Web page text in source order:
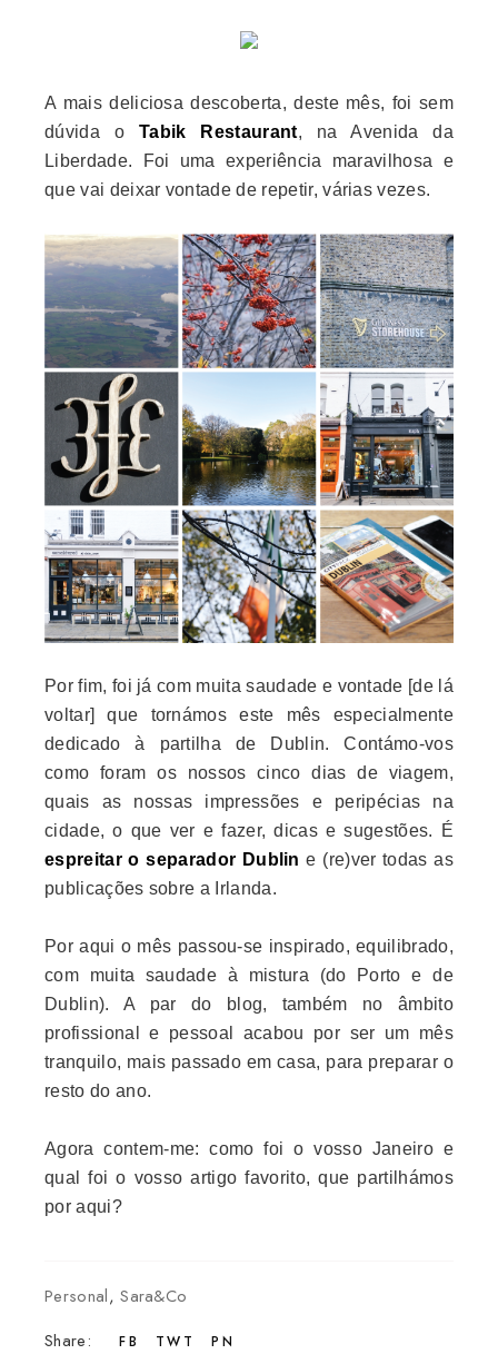
A mais deliciosa descoberta, deste mês, foi sem
dúvida o Tabik Restaurant, na Avenida da
Liberdade. Foi uma experiência maravilhosa e
que vai deixar vontade de repetir, várias vezes.
Por fim, foi já com muita saudade e vontade [de lá
voltar] que tornámos este mês especialmente
dedicado à partilha de Dublin. Contámo-vos
como foram os nossos cinco dias de viagem,
quais as nossas impressões e peripécias na
cidade, o que ver e fazer, dicas e sugestões. É
espreitar o separador Dublin e (re)ver todas as
publicações sobre a Irlanda.
Por aqui o mês passou-se inspirado, equilibrado,
com muita saudade à mistura (do Porto e de
Dublin). A par do blog, também no âmbito
profissional e pessoal acabou por ser um mês
tranquilo, mais passado em casa, para preparar o
resto do ano.
Agora contem-me: como foi o vosso Janeiro e
qual foi o vosso artigo favorito, que partilhámos
por aqui?
Personal,Sara&Co
Share:
FB TWT PN